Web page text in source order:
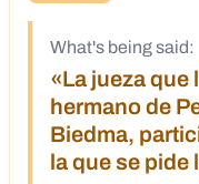
What's being said:
«La jueza que
hermano de
Biedma,
la que se pide